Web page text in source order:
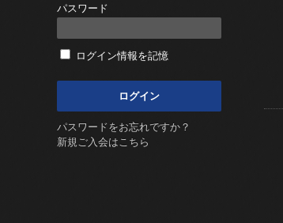
パスワード
ログイン情報を記憶
パスワードをお忘れですか？
新規ご入会はこちら